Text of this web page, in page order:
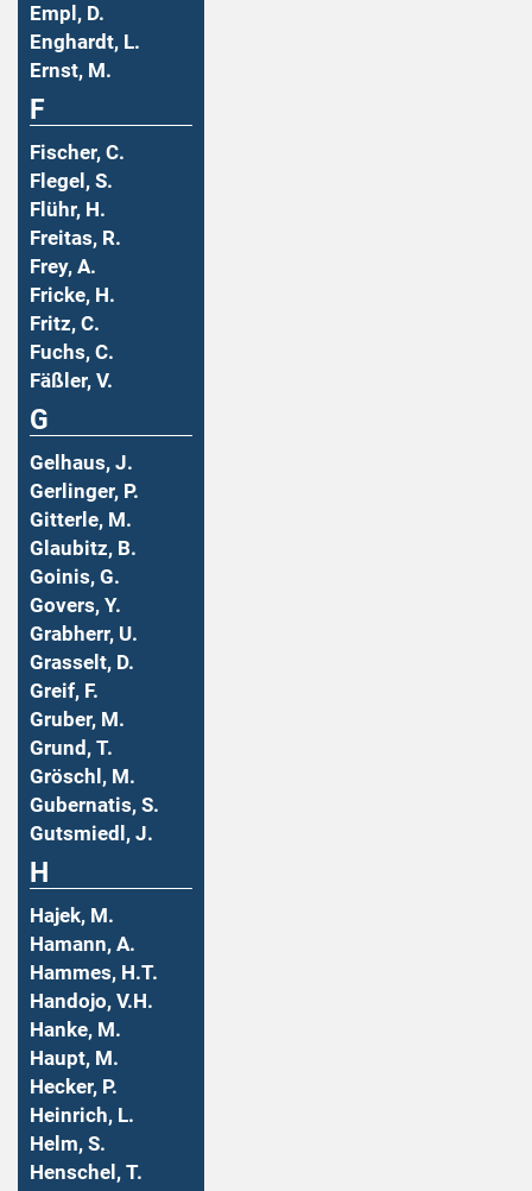
Empl, D.
Enghardt, L.
Ernst, M.
F
Fischer, C.
Flegel, S.
Flühr, H.
Freitas, R.
Frey, A.
Fricke, H.
Fritz, C.
Fuchs, C.
Fäßler, V.
G
Gelhaus, J.
Gerlinger, P.
Gitterle, M.
Glaubitz, B.
Goinis, G.
Govers, Y.
Grabherr, U.
Grasselt, D.
Greif, F.
Gruber, M.
Grund, T.
Gröschl, M.
Gubernatis, S.
Gutsmiedl, J.
H
Hajek, M.
Hamann, A.
Hammes, H.T.
Handojo, V.H.
Hanke, M.
Haupt, M.
Hecker, P.
Heinrich, L.
Helm, S.
Henschel, T.